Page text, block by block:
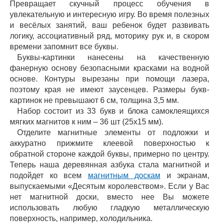
Превращает скучный процесс обучения в
увлекательную и интересную игру. Во время полезных
и весёлых занятий, ваш ребенок будет развивать
логику, ассоциативный ряд, моторику рук и, в скором
времени запомнит все буквы.
Буквы-картинки нанесены на качественную
фанерную основу безопасными красками на водной
основе. Контуры вырезаны при помощи лазера,
поэтому края не имеют заусенцев. Размеры букв-
картинок не превышают 6 см, толщина 3,5 мм.
Набор состоит из 33 букв и блока самоклеящихся
мягких магнитов к ним – 36 шт (25х15 мм).
Отделите магнитные элементы от подложки и
аккуратно прижмите клеевой поверхностью к
обратной стороне каждой буквы, примерно по центру.
Теперь наша деревянная азбука стала магнитной и
подойдет ко всем магнитным доскам и экранам,
выпускаемыми «Десятым королевством». Если у Вас
нет магнитной доски, вместо нее Вы можете
использовать любую гладкую металлическую
поверхность, например, холодильника.